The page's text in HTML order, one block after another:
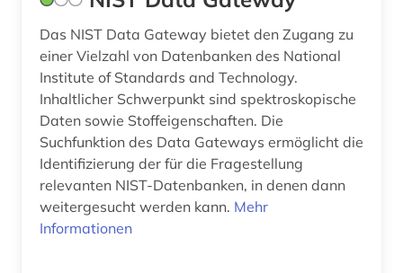
Das NIST Data Gateway bietet den Zugang zu
einer Vielzahl von Datenbanken des National
Institute of Standards and Technology.
Inhaltlicher Schwerpunkt sind spektroskopische
Daten sowie Stoffeigenschaften. Die
Suchfunktion des Data Gateways ermöglicht die
Identifizierung der für die Fragestellung
relevanten NIST-Datenbanken, in denen dann
weitergesucht werden kann. Mehr
Informationen